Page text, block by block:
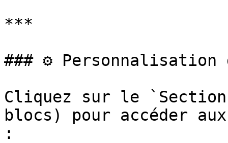
***
### ⚙️ Personnalisation
Cliquez sur le
blocs) pour accéder
: